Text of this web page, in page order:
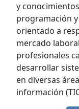
y
programación
orientado a
mercado
profesionales
desarrollar
en diversas
información